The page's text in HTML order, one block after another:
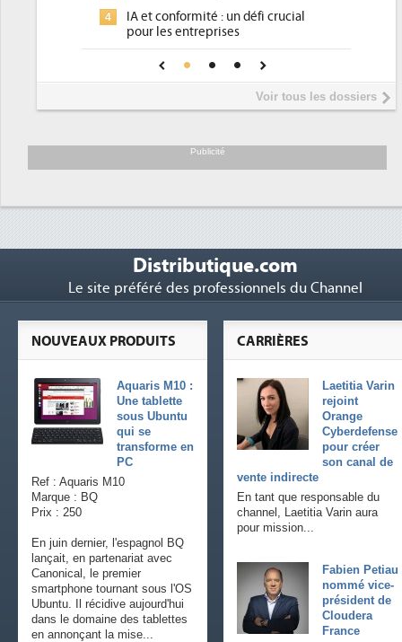
place pour répondre à...
Phocea DC dans les cordes pour la
DEE
Interview de Fabrice Coquio,
président de Digital Realty...
soutient les...
Voir tous les dossiers
Publicité
Distributique.com
Le site préféré des professionnels du Channel
CARRIÈRES
Laetitia Varin
rejoint
Orange
Cyberdefense
pour créer
son canal de
vente indirecte
En tant que responsable du
channel, Laetitia Varin aura
pour mission...
Fabien Petiau
nommé vice-
président de
Cloudera
France
NOUVEAUX PRODUITS
Aquaris M10 :
Une tablette
sous Ubuntu
qui se
transforme en
PC
Ref : Aquaris M10
Marque : BQ
Prix : 250
En juin dernier, l'espagnol BQ
lançait, en partenariat avec
Canonical, le premier
smartphone tournant sous l'OS
Ubuntu. Il récidive aujourd'hui
dans le domaine des tablettes
en annonçant la mise...